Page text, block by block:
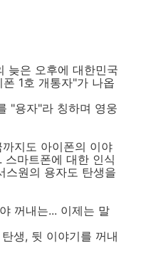
늦은 오후에 대한민국
1호 개통자"가 나옵
"용자"라 칭하며 영웅
지도 아이폰의 이야
스마트폰에 대한 인식
스원의 용자도 탄생을
꺼내는... 이제는 말
생, 뒷 이야기를 꺼내